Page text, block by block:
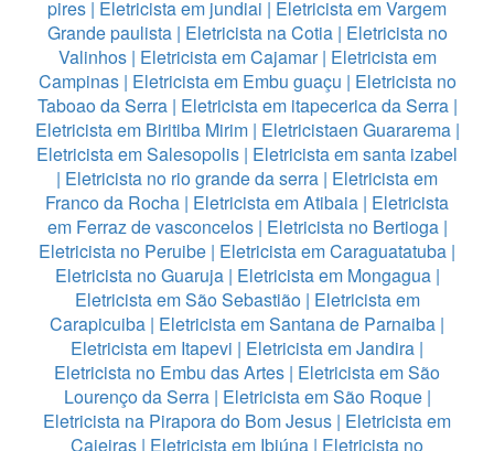
pires | Eletricista em jundiai | Eletricista em Vargem
Grande paulista| Eletricista na Cotia| Eletricista no
Valinhos| Eletricista em Cajamar| Eletricista em
Campinas| Eletricista em Embu guaçu | Eletricista no
Taboao da Serra| Eletricista em itapecerica da Serra|
Eletricista em Biritiba Mirim| Eletricistaen Guararema|
Eletricista em Salesopolis | Eletricista em santa izabel
| Eletricista no rio grande da serra | Eletricista em
Franco da Rocha | Eletricista em Atibaia | Eletricista
em Ferraz de vasconcelos| Eletricista no Bertioga|
Eletricista no Peruibe | Eletricista em Caraguatatuba |
Eletricista no Guaruja| Eletricista em Mongagua|
Eletricista em São Sebastião| Eletricista em
Carapicuiba | Eletricista em Santana de Parnaiba |
Eletricista em Itapevi | Eletricista em Jandira |
Eletricista no Embu das Artes | Eletricista em São
Lourenço da Serra| Eletricista em São Roque|
Eletricista na Pirapora do Bom Jesus | Eletricista em
Caieiras | Eletricista em Ibiúna | Eletricista no